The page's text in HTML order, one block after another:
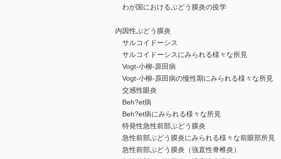
わが国におけるぶどう膜炎の疫学
内因性ぶどう膜炎
サルコイドーシス
サルコイドーシスにみられる様々な所見
Vogt-小柳-原田病
Vogt-小柳-原田病の慢性期にみられる様々な所見
交感性眼炎
Beh?et病
Beh?et病にみられる様々な所見
特発性急性前部ぶどう膜炎
急性前部ぶどう膜炎にみられる様々な前眼部所見
急性前部ぶどう膜炎（強直性脊椎炎）